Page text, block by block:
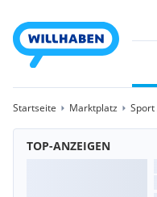
Startseite Marktplatz
TOP-ANZEIGEN